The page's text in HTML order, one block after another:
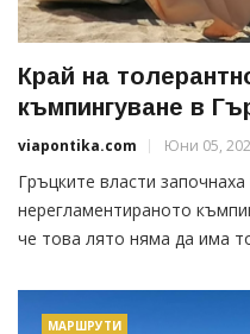
Край на
къмпингуване в
viapontika.com Юни 05,
Гръцките власти
нерегламентираното
че това лято няма да има
МАРШРУТИ